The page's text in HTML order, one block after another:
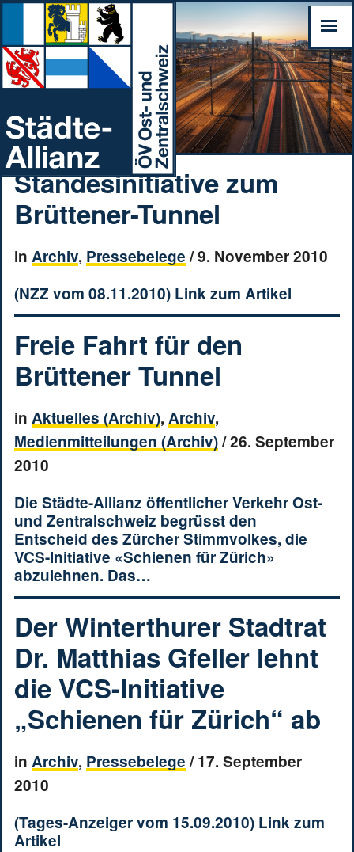
Standesinitiative zum
Brüttener-Tunnel
in Archiv, Pressebelege /9. November 2010
(NZZ vom 08.11.2010) Link zum Artikel
Freie Fahrt für den
Brüttener Tunnel
in Aktuelles (Archiv), Archiv,
Medienmitteilungen (Archiv)/26. September
2010
Die Städte-Allianz öffentlicher Verkehr Ost-
und Zentralschweiz begrüsst den
Entscheid des Zürcher Stimmvolkes, die
VCS-Initiative «Schienen für Zürich»
abzulehnen. Das…
Der Winterthurer Stadtrat
Dr. Matthias Gfeller lehnt
die VCS-Initiative
„Schienen für Zürich“ ab
in Archiv, Pressebelege /17. September
2010
(Tages-Anzeiger vom 15.09.2010) Link zum
Artikel